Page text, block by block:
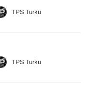
TPS Turku
TPS Turku